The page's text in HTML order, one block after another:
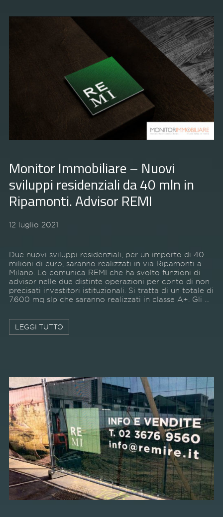
Monitor Immobiliare – Nuovi
sviluppi residenziali da 40 mln in
Ripamonti. Advisor REMI
12 luglio 2021
Due nuovi sviluppi residenziali, per un importo di 40
milioni di euro, saranno realizzati in via Ripamonti a
Milano. Lo comunica REMI che ha svolto funzioni di
advisor nelle due distinte operazioni per conto di non
precisati investitori istituzionali. Si tratta di un totale di
7.600 mq slp che saranno realizzati in classe A+. Gli …
LEGGI TUTTO